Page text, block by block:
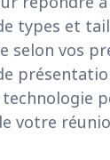
types et
selon vos
votre